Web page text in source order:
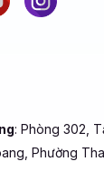
: Phòng 302,
Phường